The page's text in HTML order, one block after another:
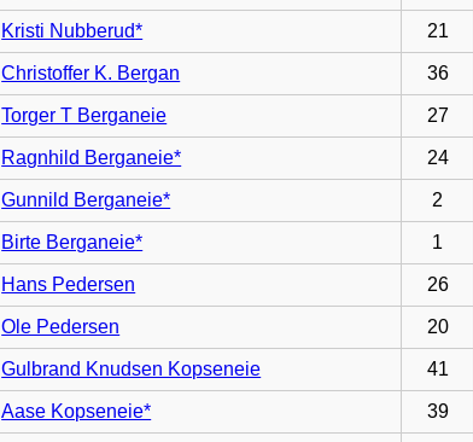
Kristi Nubberud* 21
Christoffer K. Bergan 36
Torger T Berganeie 27
Ragnhild Berganeie* 24
Gunnild Berganeie* 2
Birte Berganeie* 1
Hans Pedersen 26
Ole Pedersen 20
Gulbrand Knudsen Kopseneie 41
Aase Kopseneie* 39